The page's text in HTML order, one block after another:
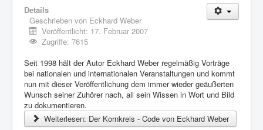
Details
Geschrieben von Eckhard Weber
Veröffentlicht: 17. Februar 2007
Zugriffe: 7615
Seit 1998 hält der Autor Eckhard Weber regelmäßig Vorträge
bei nationalen und internationalen Veranstaltungen und kommt
nun mit dieser Veröffentlichung dem immer wieder geäußerten
Wunsch seiner Zuhörer nach, all sein Wissen in Wort und Bild
zu dokumentieren.
Weiterlesen: Der Kornkreis - Code von Eckhard Weber